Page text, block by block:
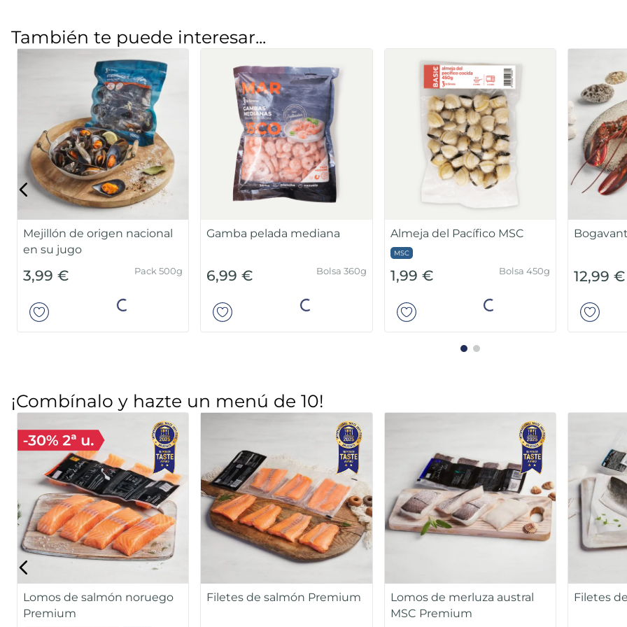
También te puede interesar...
nacional
Pack 500g
Añadir
Gamba pelada mediana
Bolsa 360g
Añadir
Almeja del Pacífico MSC
Bolsa 450g
Añadir
Bogavante
Unidad 350-
Añadir
¡Combínalo y hazte un menú de 10!
noruego Filetes de salmón Premium
Lomos de merluza austral
Filetes de lubina